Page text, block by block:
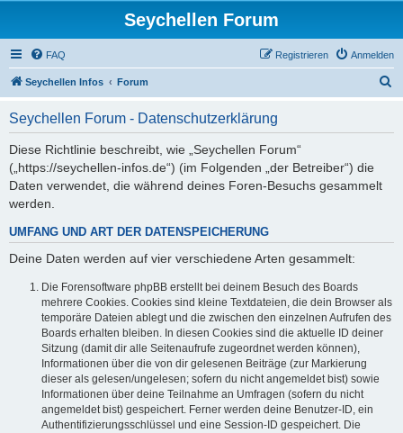
Seychellen Forum
FAQ Anmelden
Registrieren
Seychellen Infos Forum
Seychellen Forum - Datenschutzerklärung
Diese Richtlinie beschreibt, wie „Seychellen Forum“
(„https://seychellen-infos.de“) (im Folgenden „der Betreiber“) die
Daten verwendet, die während deines Foren-Besuchs gesammelt
werden.
UMFANG UND ART DER DATENSPEICHERUNG
Deine Daten werden auf vier verschiedene Arten gesammelt:
Die Forensoftware phpBB erstellt bei deinem Besuch des Boards
mehrere Cookies. Cookies sind kleine Textdateien, die dein Browser als
temporäre Dateien ablegt und die zwischen den einzelnen Aufrufen des
Boards erhalten bleiben. In diesen Cookies sind die aktuelle ID deiner
Sitzung (damit dir alle Seitenaufrufe zugeordnet werden können),
Informationen über die von dir gelesenen Beiträge (zur Markierung
dieser als gelesen/ungelesen; sofern du nicht angemeldet bist) sowie
Informationen über deine Teilnahme an Umfragen (sofern du nicht
angemeldet bist) gespeichert. Ferner werden deine Benutzer-ID, ein
Authentifizierungsschlüssel und eine Session-ID gespeichert. Die